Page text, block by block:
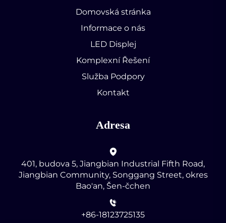
Domovská stránka
Informace o nás
LED Displej
Komplexní Řešení
Služba Podpory
Kontakt
Adresa
401, budova 5, Jiangbian Industrial Fifth Road,
Jiangbian Community, Songgang Street, okres
Bao'an, Šen-čchen
+86-18123725135